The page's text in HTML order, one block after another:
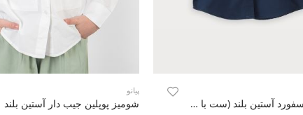
شومیز آکسفورد آستین بلند (ست با کد 7042)
پیانو
شومیز پوپلین جیب دار آستین بلند